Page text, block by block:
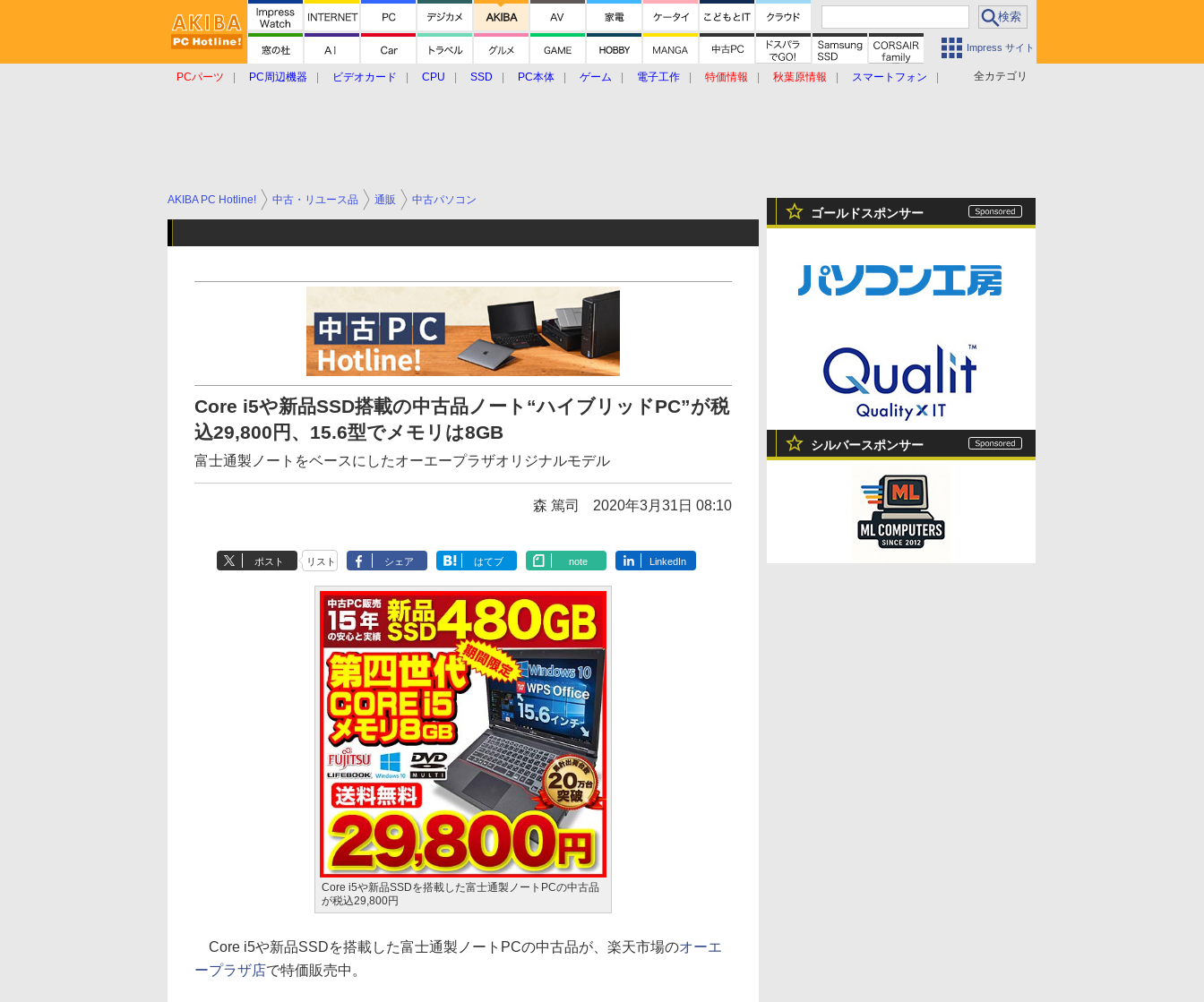
Impress サイト
全カテゴリ
PCパーツ PC周辺機器 ビデオカード CPU SSD PC本体 ゲーム 電子工作 特価情報 秋葉原情報
スマートフォン
ゴールドスポンサー
シルバースポンサー
AKIBA PC Hotline! 中古・リユース品 通販 中古パソコン
Core i5や新品SSD搭載の中古品ノート“ハイブリッドPC”が税
込29,800円、15.6型でメモリは8GB
富士通製ノートをベースにしたオーエープラザオリジナルモデル
森 篤司 2020年3月31日 08:10
ポスト リスト シェア はてブ note LinkedIn
Core i5や新品SSDを搭載した富士通製ノートPCの中古品
が税込29,800円
Core i5や新品SSDを搭載した富士通製ノートPCの中古品が、楽天市場のオーエ
ープラザ店で特価販売中。